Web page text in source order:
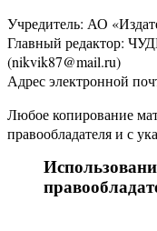
Учредитель: АО
Главный редактор:
(nikvik87@mail.ru)
Адрес электронной
Любое копирование
правообладателя и с